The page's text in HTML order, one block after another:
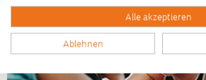
Alle akzeptieren
Ablehnen